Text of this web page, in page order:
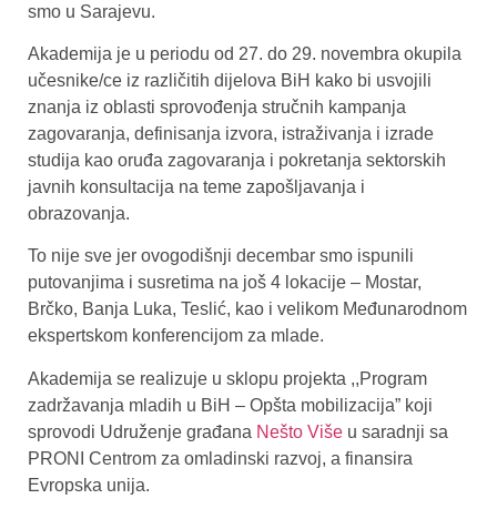
smo u Sarajevu.
Akademija je u periodu od 27. do 29. novembra okupila
učesnike/ce iz različitih dijelova BiH kako bi usvojili
znanja iz oblasti sprovođenja stručnih kampanja
zagovaranja, definisanja izvora, istraživanja i izrade
studija kao oruđa zagovaranja i pokretanja sektorskih
javnih konsultacija na teme zapošljavanja i
obrazovanja.
To nije sve jer ovogodišnji decembar smo ispunili
putovanjima i susretima na još 4 lokacije – Mostar,
Brčko, Banja Luka, Teslić, kao i velikom Međunarodnom
ekspertskom konferencijom za mlade.
Akademija se realizuje u sklopu projekta ,,Program
zadržavanja mladih u BiH – Opšta mobilizacija” koji
sprovodi Udruženje građana Nešto Više u saradnji sa
PRONI Centrom za omladinski razvoj, a finansira
Evropska unija.